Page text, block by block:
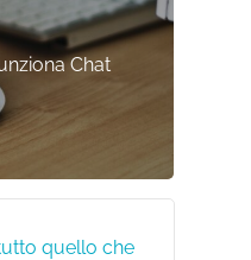
Chat
quello che